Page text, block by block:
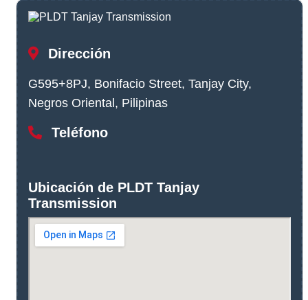
Dirección
G595+8PJ, Bonifacio Street, Tanjay City,
Negros Oriental, Pilipinas
Teléfono
Ubicación de PLDT Tanjay
Transmission